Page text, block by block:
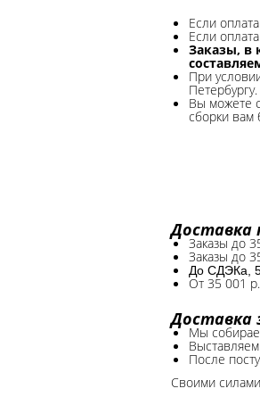
Если
Если
Заказы, в
При
Петербургу.
Вы можете
сборки вам
Доставка
Заказы до
Заказы до
До СДЭКа,
От 35 001
Доставка
Мы
После
Своими